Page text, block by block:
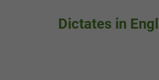
Dictates in